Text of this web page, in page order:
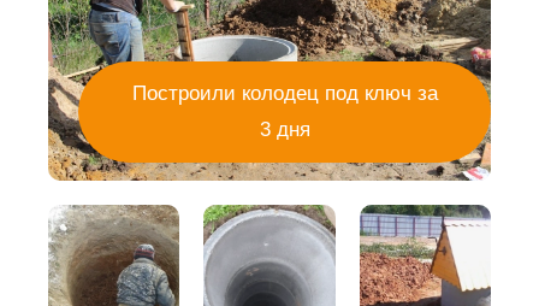
Построили колодец под ключ за
3 дня